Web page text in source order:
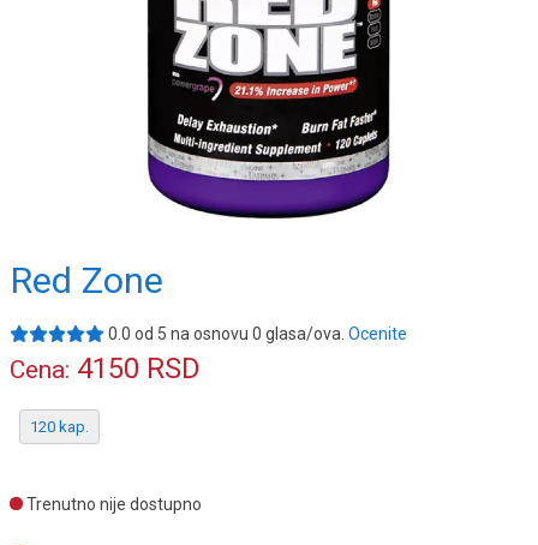
Red Zone
0.0 od 5 na osnovu 0 glasa/ova. Ocenite
Cena: 4150 RSD
120 kap.
Trenutno nije dostupno